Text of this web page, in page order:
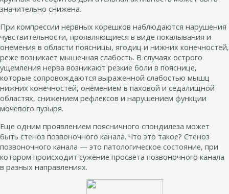
значительно снижена.
При компрессии нервных корешков наблюдаются нарушения
чувствительности, проявляющиеся в виде покалывания и
онемения в области поясницы, ягодиц и нижних конечностей,
реже возникает мышечная слабость. В случаях острого
ущемления нерва возникают резкие боли в пояснице,
которые сопровождаются выраженной слабостью мышц
нижних конечностей, онемением в паховой и седалищной
областях, снижением рефлексов и нарушением функции
мочевого пузыря.
Еще одним проявлением поясничного спондилеза может
быть стеноз позвоночного канала. Что это такое? Стеноз
позвоночного канала — это патологическое состояние, при
котором происходит сужение просвета позвоночного канала
в разных направлениях.